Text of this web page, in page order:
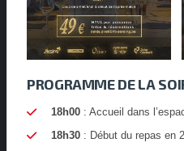
PROGRAMME DE LA
18h00 : Accueil dans
18h30 : Début du repas en